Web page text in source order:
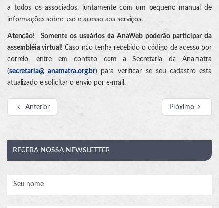
a todos os associados, juntamente com um pequeno manual de
informações sobre uso e acesso aos serviços.
Atenção!
Somente os usuários da AnaWeb poderão participar da
assembléia virtual ! Caso não tenha recebido o código de acesso por
correio, entre em contato com a Secretaria da Anamatra
(secretaria@ anamatra.org.br) para verificar se seu cadastro está
atualizado e solicitar o envio por e-mail.
Anterior Próximo
RECEBA NOSSA NEWSLETTER